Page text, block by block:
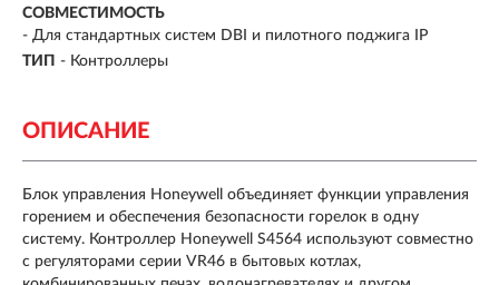
СОВМЕСТИМОСТЬ
- Для стандартных систем DBI и пилотного поджига IP
ТИП - Контроллеры
ОПИСАНИЕ
Блок управления Honeywell объединяет функции управления
горением и обеспечения безопасности горелок в одну
систему. Контроллер Honeywell S4564 используют совместно
с регуляторами серии VR46 в бытовых котлах,